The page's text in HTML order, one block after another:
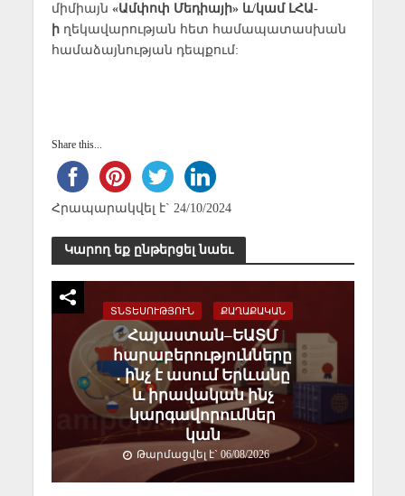
միմիայն «Ամփոփ Մեդիայի» և/կամ ԼՀԱ-
իղեկավարության հետ համապատասխան
համաձայնության դեպքում:
Share this...
Հրապարակվել է` 24/10/2024
Կարող եք ընթերցել նաեւ
ՏՆՏԵՍՈՒԹՅՈՒՆ ՔԱՂԱՔԱԿԱՆ
Հայաստան–ԵԱՏՄ
հարաբերությունները
․ ինչ է ասում Երևանը
և իրավական ինչ
կարգավորումներ
կան
Թարմացվել է` 06/08/2026